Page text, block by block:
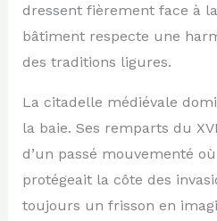
dressent fièrement face à
bâtiment respecte une
des traditions ligures.
La citadelle médiévale
la baie. Ses remparts du
d’un passé mouvementé
protégeait la côte des
toujours un frisson en